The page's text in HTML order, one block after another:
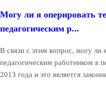
Могу ли я оперировать
педагогическим р...
В связи с этим вопрос, могу ли
педагогическим работником в
2013 года и это является